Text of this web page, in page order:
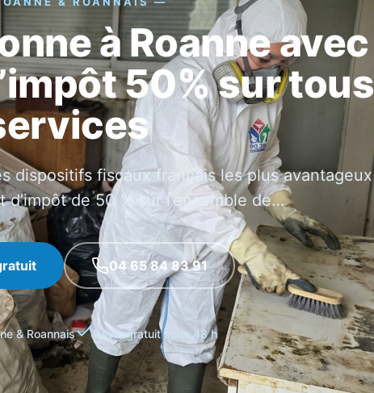
à Roanne avec
50% sur tous
dispositifs fiscaux français les plus avantageux
de 50 % sur l’ensemble de…
04 65 84 83 91
& Roannais Devis gratuit sous 48 h